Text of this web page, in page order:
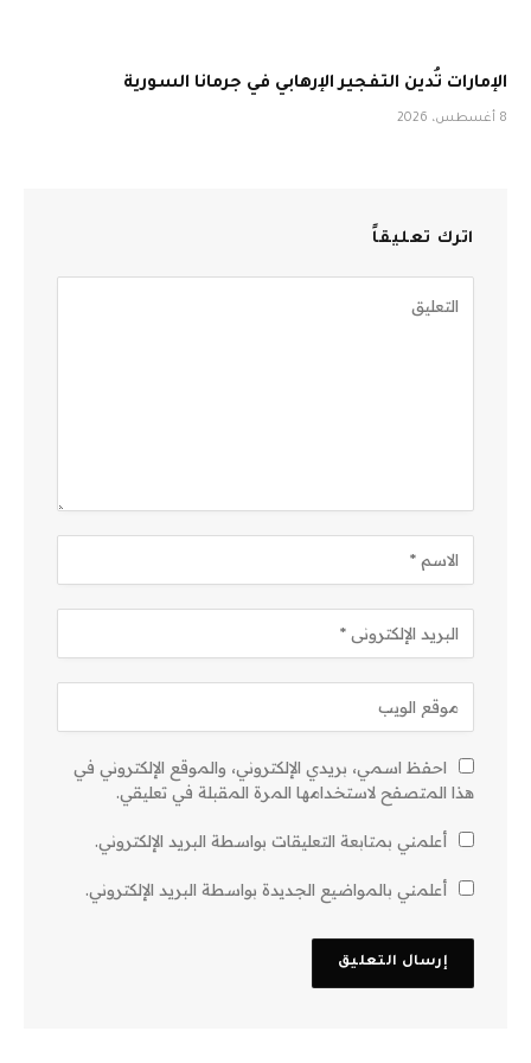
الإمارات تُدين التفجير الإرهابي في جرمانا السورية
8 أغسطس، 2026
اترك تعليقاً
احفظ اسمي، بريدي الإلكتروني، والموقع الإلكتروني في
هذا المتصفح لاستخدامها المرة المقبلة في تعليقي.
أعلمني بمتابعة التعليقات بواسطة البريد الإلكتروني.
أعلمني بالمواضيع الجديدة بواسطة البريد الإلكتروني.